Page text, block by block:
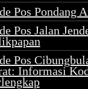
Pos Pondang
Pos Jalan
Pos
Informasi